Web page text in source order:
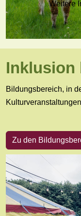
Inklusion
Bildungsbereich, in
Zu den
Weitere